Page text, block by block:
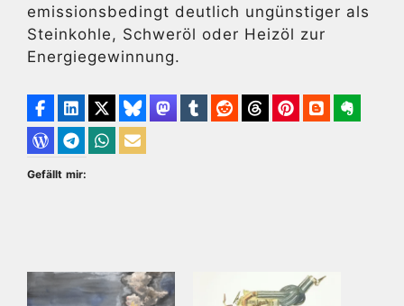
emissionsbedingt deutlich ungünstiger als
Steinkohle, Schweröl oder Heizöl zur
Energiegewinnung.
Gefällt mir: